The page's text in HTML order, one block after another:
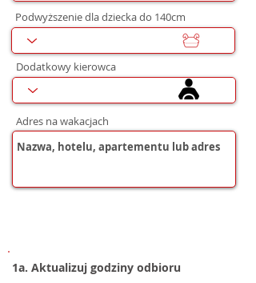
Podwyższenie dla dziecka do 140cm
Dodatkowy kierowca
Adres na wakacjach
1a. Aktualizuj godziny odbioru